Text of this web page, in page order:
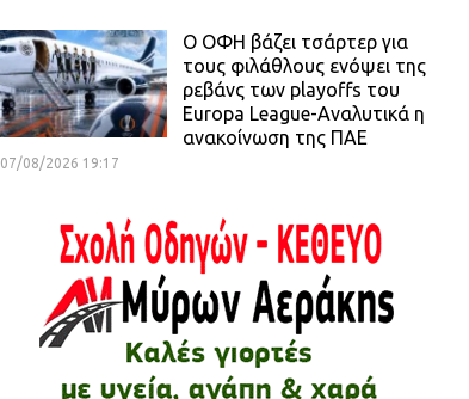
Ο ΟΦΗ βάζει τσάρτερ για
τους φιλάθλους ενόψει της
ρεβάνς των playoffs του
Europa League-Αναλυτικά η
ανακοίνωση της ΠΑΕ
07/08/2026 19:17